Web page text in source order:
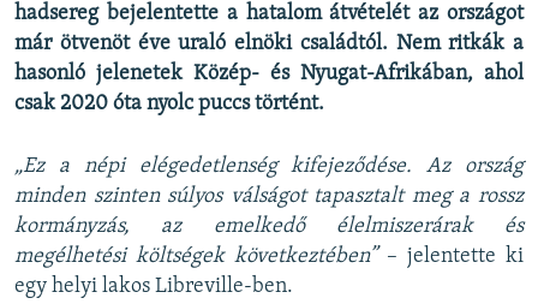
Valamennyi RFE/RL weboldal
hadsereg bejelentette a hatalom átvételét az országot
már ötvenöt éve uraló elnöki családtól. Nem ritkák a
hasonló jelenetek Közép- és Nyugat-Afrikában, ahol
csak 2020 óta nyolc puccs történt.
„Ez a népi elégedetlenség kifejeződése. Az ország
minden szinten súlyos válságot tapasztalt meg a rossz
kormányzás, az emelkedő élelmiszerárak és
megélhetési költségek következtében”– jelentette ki
egy helyi lakos Libreville-ben.